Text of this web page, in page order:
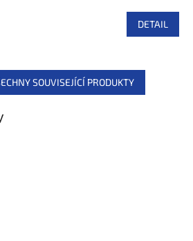
DETAIL
SOUVISEJÍCÍ PRODUKTY